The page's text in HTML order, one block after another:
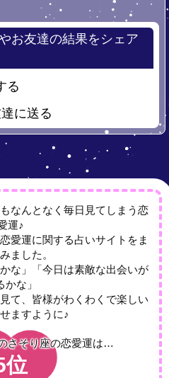
お友達の結果をシェア
る
に送る
なんとなく毎日見てしまう恋
運♪
愛運に関する占いサイトをま
ました。
な」「今日は素敵な出会いが
かな」
て、皆様がわくわくで楽しい
ますように♪
さそり座の恋愛運は…
位